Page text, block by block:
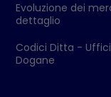
Evoluzione dei
dettaglio
Codici Ditta -
Dogane